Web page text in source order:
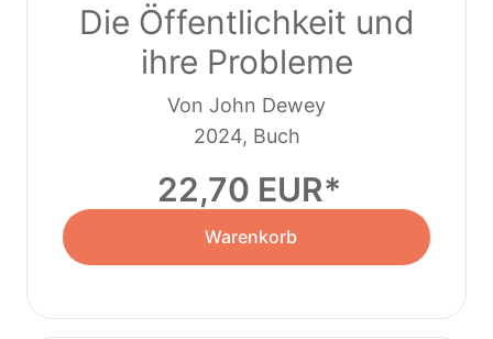
Die Öffentlichkeit und
ihre Probleme
Von John Dewey
2024, Buch
22,70 EUR
Warenkorb